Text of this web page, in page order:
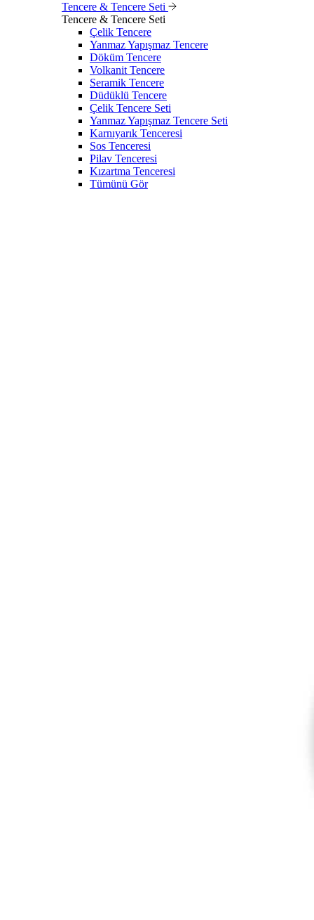
Tencere & Tencere Seti
Tencere & Tencere Seti
Çelik Tencere
Yanmaz Yapışmaz Tencere
Döküm Tencere
Volkanit Tencere
Seramik Tencere
Düdüklü Tencere
Çelik Tencere Seti
Yanmaz Yapışmaz Tencere Seti
Karnıyarık Tenceresi
Sos Tenceresi
Pilav Tenceresi
Kızartma Tenceresi
Tümünü Gör